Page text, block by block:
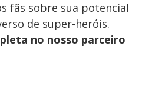
fãs sobre sua potencial
de super-heróis.
no nosso parceiro